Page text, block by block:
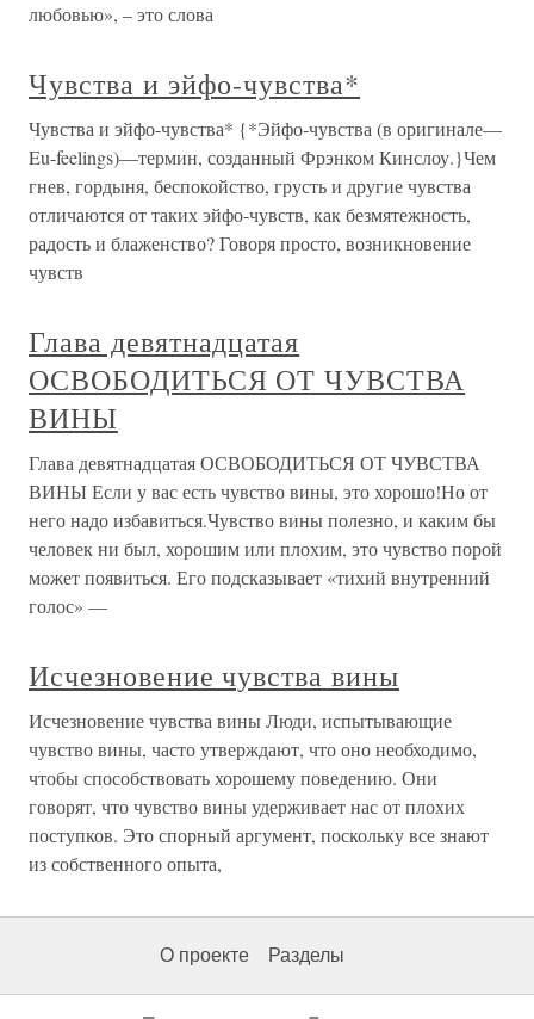
любовью», – это слова
Чувства и эйфо-чувства*
Чувства и эйфо-чувства* {*Эйфо-чувства (в оригинале—
Eu-feelings)—термин, созданный Фрэнком Кинслоу.}Чем
гнев, гордыня, беспокойство, грусть и другие чувства
отличаются от таких эйфо-чувств, как безмятежность,
радость и блаженство? Говоря просто, возникновение
чувств
Глава девятнадцатая
ОСВОБОДИТЬСЯ ОТ ЧУВСТВА
ВИНЫ
Глава девятнадцатая ОСВОБОДИТЬСЯ ОТ ЧУВСТВА
ВИНЫ Если у вас есть чувство вины, это хорошо!Но от
него надо избавиться.Чувство вины полезно, и каким бы
человек ни был, хорошим или плохим, это чувство порой
может появиться. Его подсказывает «тихий внутренний
голос» —
Исчезновение чувства вины
Исчезновение чувства вины Люди, испытывающие
чувство вины, часто утверждают, что оно необходимо,
чтобы способствовать хорошему поведению. Они
говорят, что чувство вины удерживает нас от плохих
поступков. Это спорный аргумент, поскольку все знают
из собственного опыта,
О проекте Разделы